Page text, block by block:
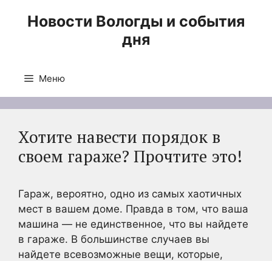
Новости Вологды и события
дня
Меню
Хотите навести порядок в
своем гараже? Прочтите это!
Гараж, вероятно, одно из самых хаотичных
мест в вашем доме. Правда в том, что ваша
машина — не единственное, что вы найдете
в гараже. В большинстве случаев вы
найдете всевозможные вещи, которые,